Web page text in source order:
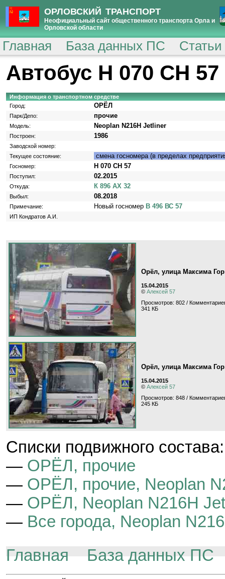
ОРЛОВСКИЙ ТРАНСПОРТ
Неофициальный сайт общественного транспорта Орла и
Орловской области
Главная База данных ПС
Автобус Н 070 СН 57
Информация о транспортном средстве
Город:
ОРЁЛ
Парк/Депо: прочие
Модель: Neoplan N216H Jetliner
Построен: 1986
Заводской номер:
Текущее состояние:
смена госномера (в пределах
Госномер: Н 070 СН 57
Поступил: 02.2015
Откуда: К 896 АХ 32
Выбыл: 08.2018
Примечание: Новый госномер В 496 ВС 57
ИП Кондратов А.И.
Орёл, улица Максима
15.04.2015
© Алексей 57
Просмотров: 802 /
341 КБ
Орёл, улица Максима
15.04.2015
© Алексей 57
Просмотров: 848 /
245 КБ
Cписки подвижного состава:
— ОРЁЛ, прочие
— ОРЁЛ, прочие, Neoplan
— ОРЁЛ, Neoplan N216H
— Все города, Neoplan
Главная
База данных ПС